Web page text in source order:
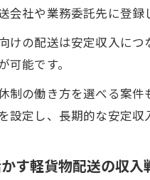
会社や業務委託先に登録
けの配送は安定収入に
可能です。
制の働き方を選べる案
設定し、長期的な安定収
す軽貨物配送の収入